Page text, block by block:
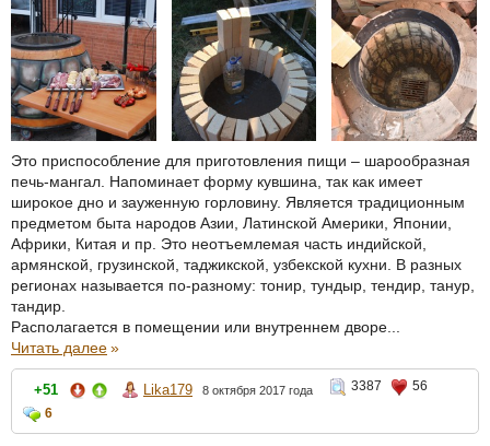
Это приспособление для приготовления пищи – шарообразная
печь-мангал. Напоминает форму кувшина, так как имеет
широкое дно и зауженную горловину. Является традиционным
предметом быта народов Азии, Латинской Америки, Японии,
Африки, Китая и пр. Это неотъемлемая часть индийской,
армянской, грузинской, таджикской, узбекской кухни. В разных
регионах называется по-разному: тонир, тундыр, тендир, танур,
тандир.
Располагается в помещении или внутреннем дворе...
Читать далее»
+51 Lika179 8 октября 2017 года 3387
56
6